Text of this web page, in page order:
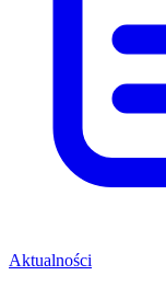
Aktualności